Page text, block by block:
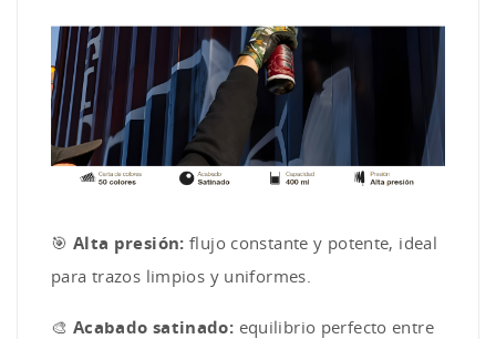
🎯 Alta presión: flujo constante y potente, ideal
para trazos limpios y uniformes.
🎨 Acabado satinado: equilibrio perfecto entre